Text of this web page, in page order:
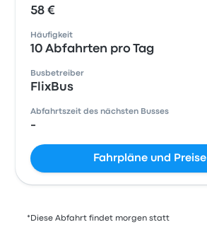
58 €
Häufigkeit
10 Abfahrten pro Tag
Busbetreiber
FlixBus
Abfahrtszeit des nächsten Busses
-
Fahrpläne und Preise
*Diese Abfahrt findet morgen statt